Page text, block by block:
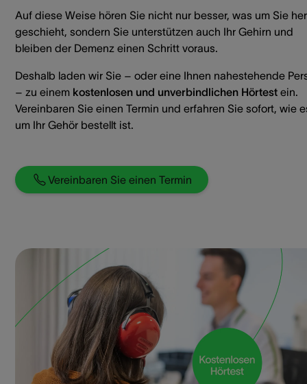
Auf diese Weise hören Sie nicht nur besser, was um Sie
geschieht, sondern Sie unterstützen auch Ihr Gehirn und
bleiben der Demenz einen Schritt voraus.
Deshalb laden wir Sie – oder eine Ihnen nahestehende
– zu einem kostenlosen und unverbindlichen Hörtest ein.
Vereinbaren Sie einen Termin und erfahren Sie sofort, wie
um Ihr Gehör bestellt ist.
Vereinbaren Sie einen Termin